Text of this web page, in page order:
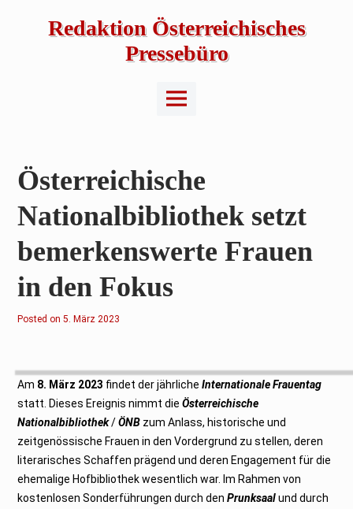
Redaktion Österreichisches
Pressebüro
Main
Menu
Österreichische
Nationalbibliothek setzt
bemerkenswerte Frauen
in den Fokus
Posted on5
z
2
0
2
3
5. März 2023
Am 8. März 2023 findet der jährlicheInternationale Frauentag
statt. Dieses Ereignis nimmt dieÖsterreichische
Nationalbibliothek/ÖNB zum Anlass, historische und
zeitgenössische Frauen in den Vordergrund zu stellen, deren
literarisches Schaffen prägend und deren Engagement für die
ehemalige Hofbibliothek wesentlich war. Im Rahmen von
kostenlosen Sonderführungen durch denPrunksaalund durch